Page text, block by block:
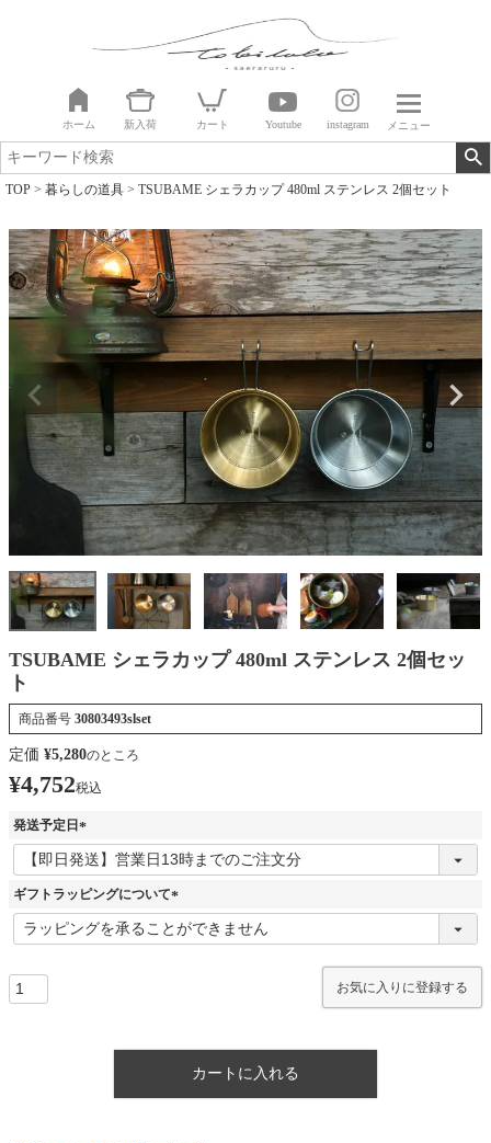
ホーム 新入荷 カート Youtube instagram メニュー
TOP 暮らしの道具 TSUBAME シェラカップ 480ml ステンレス 2個セット
TSUBAME シェラカップ 480ml ステンレス 2個セッ
ト
商品番号 30803493slset
定価 ¥5,280のところ
¥4,752税込
発送予定日
(
必
須
ギフトラッピングについて
(
必
お気に入りに登録する
カートに入れる